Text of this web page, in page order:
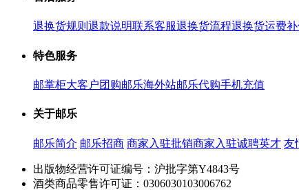
退换货规则 退款说明联系客服退换货流程退换货运费
特色服务
邮掌柜大客户团购邮乐海外站邮乐代购手机充值
关于邮乐
邮乐简介 邮乐招商 商家入驻批销商家入驻诚聘英才 友
出版物经营许可证编号：沪批字第Y4843号
酒类商品零售许可证：0306030103006762